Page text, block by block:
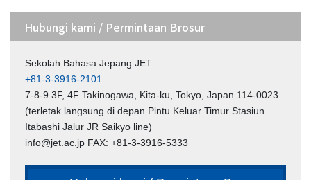
Hubungi kami / Permintaan Brosur
Sekolah Bahasa Jepang JET
+81-3-3916-2101
7-8-9 3F, 4F Takinogawa, Kita-ku, Tokyo, Japan 114-0023
(terletak langsung di depan Pintu Keluar Timur Stasiun
Itabashi Jalur JR Saikyo line)
info@jet.ac.jp FAX: +81-3-3916-5333